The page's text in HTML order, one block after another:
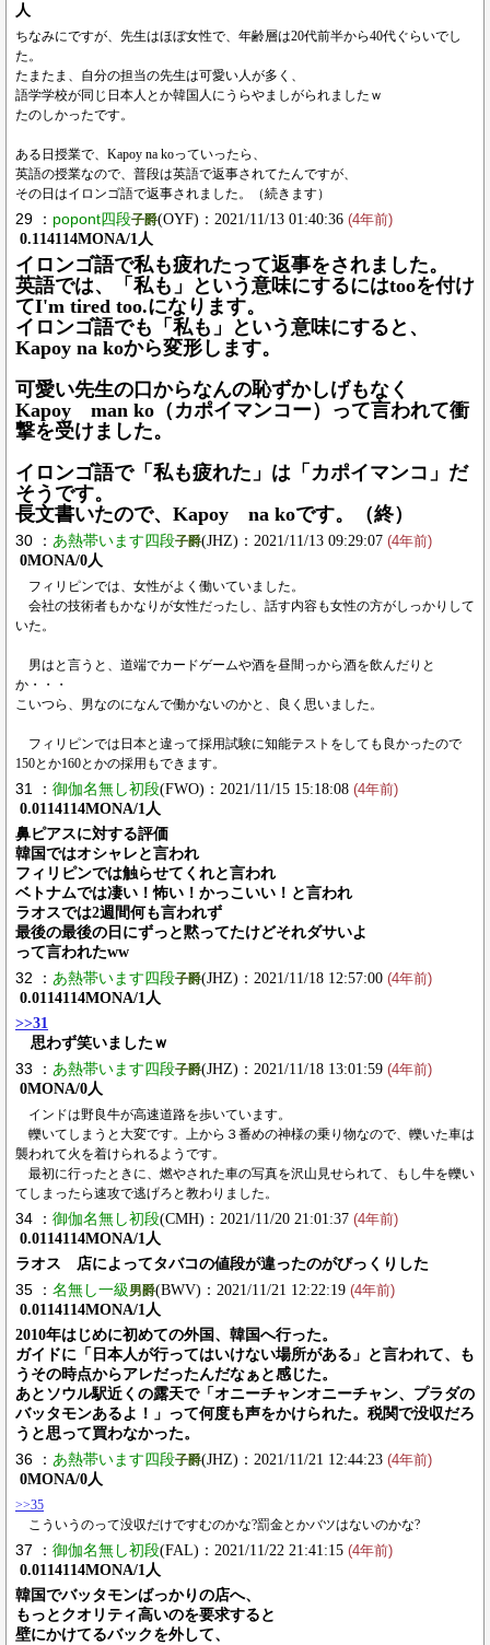
人
ちなみにですが、先生はほぼ女性で、年齢層は20代前半から40代ぐらいでし
た。
たまたま、自分の担当の先生は可愛い人が多く、
語学学校が同じ日本人とか韓国人にうらやましがられましたｗ
たのしかったです。
ある日授業で、Kapoy na koっていったら、
英語の授業なので、普段は英語で返事されてたんですが、
その日はイロンゴ語で返事されました。（続きます）
29 ： popont四段子爵(OYF)：2021/11/13 01:40:36 (4年前)
0.114114MONA/1人
イロンゴ語で私も疲れたって返事をされました。
英語では、「私も」という意味にするにはtooを付け
てI'm tired too.になります。
イロンゴ語でも「私も」という意味にすると、
Kapoy na koから変形します。
可愛い先生の口からなんの恥ずかしげもなく
Kapoy man ko（カポイマンコー）って言われて衝
撃を受けました。
イロンゴ語で「私も疲れた」は「カポイマンコ」だ
そうです。
長文書いたので、Kapoy na koです。（終）
30 ： あ熱帯います四段子爵(JHZ)：2021/11/13 09:29:07 (4年前)
0MONA/0人
フィリピンでは、女性がよく働いていました。
会社の技術者もかなりが女性だったし、話す内容も女性の方がしっかりして
いた。
男はと言うと、道端でカードゲームや酒を昼間っから酒を飲んだりと
か・・・
こいつら、男なのになんで働かないのかと、良く思いました。
フィリピンでは日本と違って採用試験に知能テストをしても良かったので
150とか160とかの採用もできます。
31 ： 御伽名無し初段(FWO)：2021/11/15 15:18:08 (4年前)
0.0114114MONA/1人
鼻ピアスに対する評価
韓国ではオシャレと言われ
フィリピンでは触らせてくれと言われ
ベトナムでは凄い！怖い！かっこいい！と言われ
ラオスでは2週間何も言われず
最後の最後の日にずっと黙ってたけどそれダサいよ
って言われたww
32 ： あ熱帯います四段子爵(JHZ)：2021/11/18 12:57:00 (4年前)
0.0114114MONA/1人
>>31
思わず笑いましたｗ
33 ： あ熱帯います四段子爵(JHZ)：2021/11/18 13:01:59 (4年前)
0MONA/0人
インドは野良牛が高速道路を歩いています。
轢いてしまうと大変です。上から３番めの神様の乗り物なので、轢いた車は
襲われて火を着けられるようです。
最初に行ったときに、燃やされた車の写真を沢山見せられて、もし牛を轢い
てしまったら速攻で逃げろと教わりました。
34 ： 御伽名無し初段(CMH)：2021/11/20 21:01:37 (4年前)
0.0114114MONA/1人
ラオス 店によってタバコの値段が違ったのがびっくりした
35 ： 名無し一級 男爵(BWV)：2021/11/21 12:22:19 (4年前)
0.0114114MONA/1人
2010年はじめに初めての外国、韓国へ行った。
ガイドに「日本人が行ってはいけない場所がある」と言われて、も
うその時点からアレだったんだなぁと感じた。
あとソウル駅近くの露天で「オニーチャンオニーチャン、プラダの
バッタモンあるよ！」って何度も声をかけられた。税関で没収だろ
うと思って買わなかった。
36 ： あ熱帯います四段子爵(JHZ)：2021/11/21 12:44:23 (4年前)
0MONA/0人
>>35
こういうのって没収だけですむのかな?罰金とかバツはないのかな?
37 ： 御伽名無し初段(FAL)：2021/11/22 21:41:15 (4年前)
0.0114114MONA/1人
韓国でバッタモンばっかりの店へ、
もっとクオリティ高いのを要求すると
壁にかけてるバックを外して、